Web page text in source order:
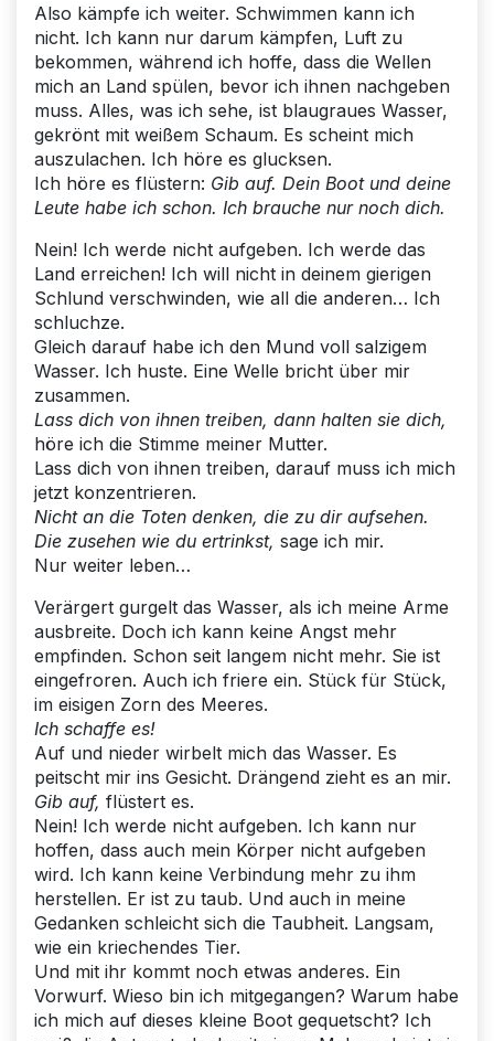
Also kämpfe ich weiter. Schwimmen kann ich
nicht. Ich kann nur darum kämpfen, Luft zu
bekommen, während ich hoffe, dass die Wellen
mich an Land spülen, bevor ich ihnen nachgeben
muss. Alles, was ich sehe, ist blaugraues Wasser,
gekrönt mit weißem Schaum. Es scheint mich
auszulachen. Ich höre es glucksen.
Ich höre es flüstern: Gib auf. Dein Boot und deine
Leute habe ich schon. Ich brauche nur noch dich.
Nein! Ich werde nicht aufgeben. Ich werde das
Land erreichen! Ich will nicht in deinem gierigen
Schlund verschwinden, wie all die anderen… Ich
schluchze.
Gleich darauf habe ich den Mund voll salzigem
Wasser. Ich huste. Eine Welle bricht über mir
zusammen.
Lass dich von ihnen treiben, dann halten sie dich,
höre ich die Stimme meiner Mutter.
Lass dich von ihnen treiben, darauf muss ich mich
jetzt konzentrieren.
Nicht an die Toten denken, die zu dir aufsehen.
Die zusehen wie du ertrinkst, sage ich mir.
Nur weiter leben…
Verärgert gurgelt das Wasser, als ich meine Arme
ausbreite. Doch ich kann keine Angst mehr
empfinden. Schon seit langem nicht mehr. Sie ist
eingefroren. Auch ich friere ein. Stück für Stück,
im eisigen Zorn des Meeres.
Ich schaffe es!
Auf und nieder wirbelt mich das Wasser. Es
peitscht mir ins Gesicht. Drängend zieht es an mir.
Gib auf, flüstert es.
Nein! Ich werde nicht aufgeben. Ich kann nur
hoffen, dass auch mein Körper nicht aufgeben
wird. Ich kann keine Verbindung mehr zu ihm
herstellen. Er ist zu taub. Und auch in meine
Gedanken schleicht sich die Taubheit. Langsam,
wie ein kriechendes Tier.
Und mit ihr kommt noch etwas anderes. Ein
Vorwurf. Wieso bin ich mitgegangen? Warum habe
ich mich auf dieses kleine Boot gequetscht? Ich